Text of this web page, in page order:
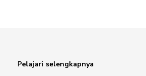
Pelajari selengkapnya